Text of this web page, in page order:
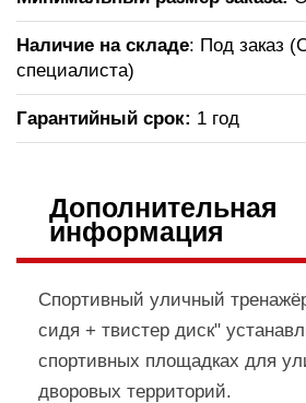
Наличие на складе: Под заказ
специалиста)
Гарантийный срок: 1 год
Дополнительная
информация
Спортивный уличный
сидя + твистер диск"
спортивных площадках для
дворовых территорий.